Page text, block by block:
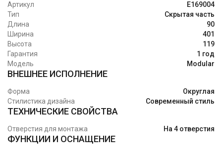
Артикул
E169004
Тип
Скрытая часть
Длина
90
Ширина
401
Высота
119
Гарантия
1 год
Модель
Modular
ВНЕШНЕЕ ИСПОЛНЕНИЕ
Форма
Округлая
Стилистика дизайна
Современный стиль
ТЕХНИЧЕСКИЕ СВОЙСТВА
Отверстия для монтажа На 4 отверстия
ФУНКЦИИ И ОСНАЩЕНИЕ